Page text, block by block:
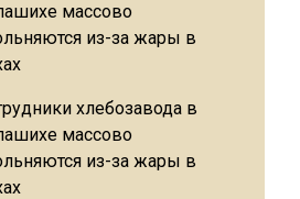
хлебозавода в
массово
из-за жары в